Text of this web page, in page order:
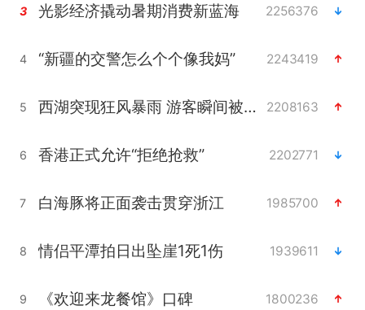
3 光影经济撬动暑期消费新蓝海 2256376
4 “新疆的交警怎么个个像我妈” 2243419
5 西湖突现狂风暴雨 游客瞬间被浇透 2208163
6 香港正式允许“拒绝抢救” 2202771
7 白海豚将正面袭击贯穿浙江 1985700
8 情侣平潭拍日出坠崖1死1伤 1939611
9 《欢迎来龙餐馆》口碑 1800236